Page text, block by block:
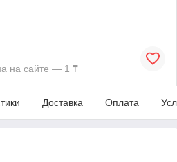
на сайте — 1 ₸
Доставка Оплата